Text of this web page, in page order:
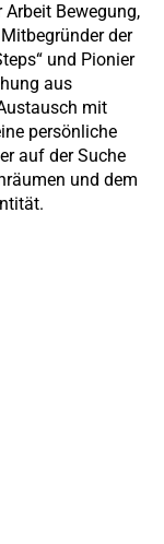
Arbeit Bewegung,
der
und Pionier
aus
mit
persönliche
auf der Suche
und dem